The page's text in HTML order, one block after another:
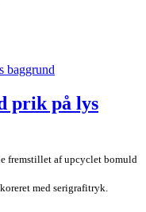
prik på lys
fremstillet af upcyclet bomuld
med serigrafitryk.